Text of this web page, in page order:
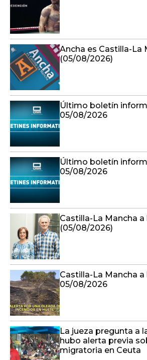
Ancha es Castilla-La
(05/08/2026)
Último boletín
05/08/2026
Último boletín
05/08/2026
Castilla-La Mancha a
(05/08/2026)
Castilla-La Mancha a
05/08/2026
La jueza pregunta a
hubo alerta previa
migratoria en Ceuta